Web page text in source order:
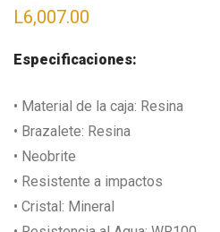
L6,007.00
Especificaciones:
• Material de la caja: Resina
• Brazalete: Resina
• Neobrite
• Resistente a impactos
• Cristal: Mineral